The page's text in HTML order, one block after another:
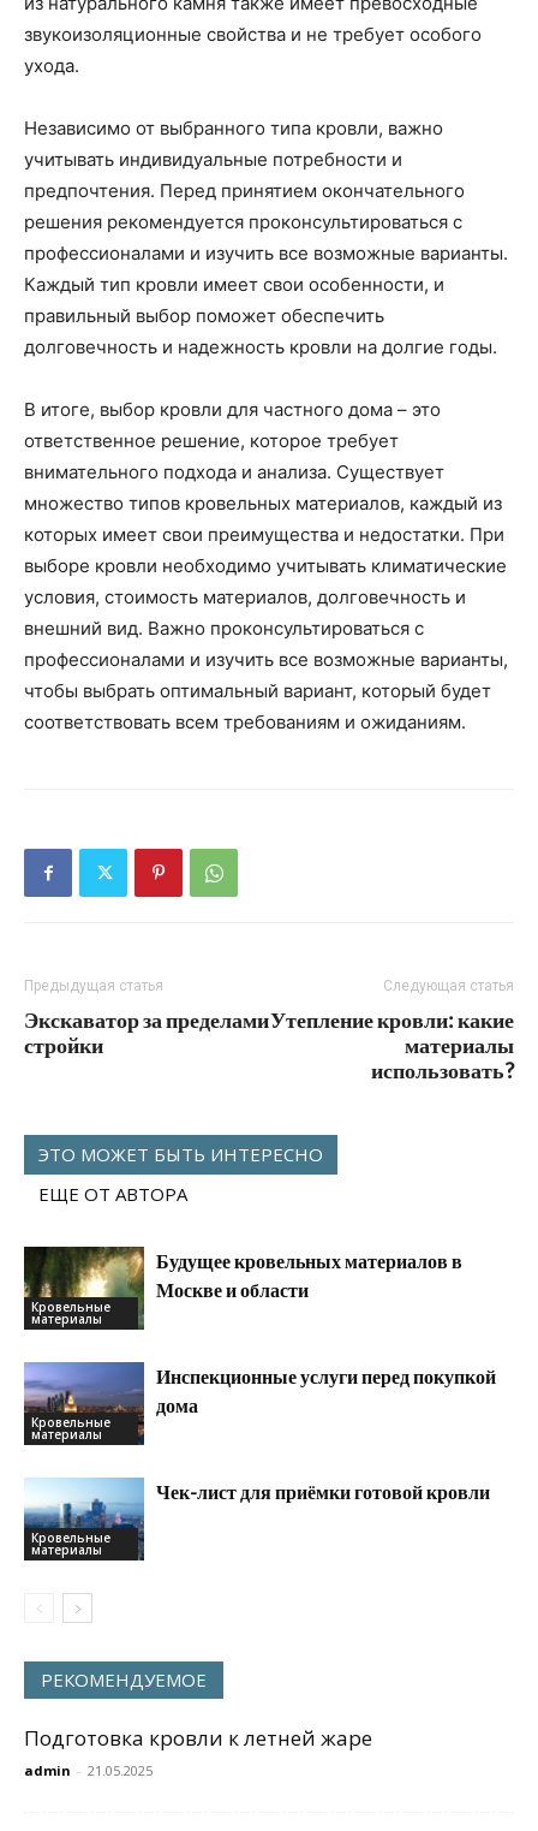
звукоизоляционные свойства и не требует особого
ухода.
Независимо от выбранного типа кровли, важно
учитывать индивидуальные потребности и
предпочтения. Перед принятием окончательного
решения рекомендуется проконсультироваться с
профессионалами и изучить все возможные варианты.
Каждый тип кровли имеет свои особенности, и
правильный выбор поможет обеспечить
долговечность и надежность кровли на долгие годы.
В итоге, выбор кровли для частного дома – это
ответственное решение, которое требует
внимательного подхода и анализа. Существует
множество типов кровельных материалов, каждый из
которых имеет свои преимущества и недостатки. При
выборе кровли необходимо учитывать климатические
условия, стоимость материалов, долговечность и
внешний вид. Важно проконсультироваться с
профессионалами и изучить все возможные варианты,
чтобы выбрать оптимальный вариант, который будет
соответствовать всем требованиям и ожиданиям.
Предыдущая статья
Экскаватор за пределами
стройки
Следующая статья
Утепление кровли: какие
материалы
использовать?
ЭТО МОЖЕТ БЫТЬ ИНТЕРЕСНО
ЕЩЕ ОТ АВТОРА
Кровельные
материалы
Будущее кровельных материалов в
Москве и области
Кровельные
материалы
Инспекционные услуги перед покупкой
дома
Кровельные
материалы
Чек-лист для приёмки готовой кровли
РЕКОМЕНДУЕМОЕ
Подготовка кровли к летней жаре
admin - 21.05.2025